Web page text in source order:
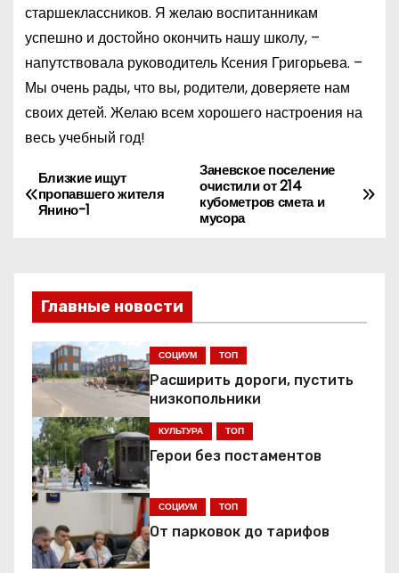
старшеклассников. Я желаю воспитанникам
успешно и достойно окончить нашу школу, –
напутствовала руководитель Ксения Григорьева. –
Мы очень рады, что вы, родители, доверяете нам
своих детей. Желаю всем хорошего настроения на
весь учебный год!
Н
а
и
г
а
ц
и
я
п
о
Заневское поселение
очистили от 214
кубометров смета и
мусора
Близкие ищут
пропавшего жителя
Янино-1
Главные новости
СОЦИУМ ТОП
Расширить дороги, пустить
низкопольники
КУЛЬТУРА ТОП
Герои без постаментов
СОЦИУМ ТОП
От парковок до тарифов